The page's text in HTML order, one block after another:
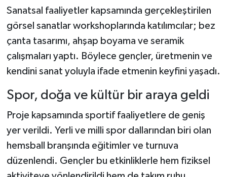
Sanatsal faaliyetler kapsamında gerçekleştirilen
görsel sanatlar workshoplarında katılımcılar; bez
çanta tasarımı, ahşap boyama ve seramik
çalışmaları yaptı. Böylece gençler, üretmenin ve
kendini sanat yoluyla ifade etmenin keyfini yaşadı.
Spor, doğa ve kültür bir araya geldi
Proje kapsamında sportif faaliyetlere de geniş
yer verildi. Yerli ve milli spor dallarından biri olan
hemsball branşında eğitimler ve turnuva
düzenlendi. Gençler bu etkinliklerle hem fiziksel